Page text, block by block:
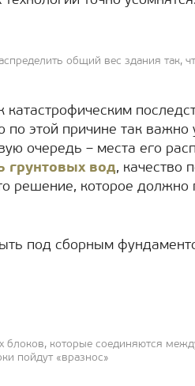
общий вес здания так,
этой причине так важно
очередь – места его
грунтовых вод, качество
решение, которое должно
под сборным
блоков, которые соединяются
пойдут «вразнос»